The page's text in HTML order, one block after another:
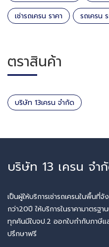
เช่ารถเครน ราคา รถเครน
ตราสินค้า
บริษัท 13เครน จำกัด
บริษัท 13 เครน จำ
เป็นผู้ให้บริการเช่ารถเครนในพื้นที่
กว่า20ปี ให้บริการในราคามาตร
ทุกคันมีใบจป.2 ออกใบกำกับภาษีแ
ปรึกษาฟรี